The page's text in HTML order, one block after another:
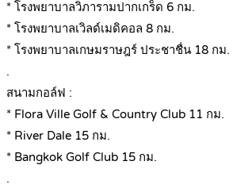
* โรงพยาบาลวิภารามปากเกร็ด 6 กม.
* โรงพยาบาลเวิลด์เมดิคอล 8 กม.
* โรงพยาบาลเกษมราษฎร์ ประชาชื่น 18 กม.
.
สนามกอล์ฟ :
* Flora Ville Golf & Country Club 11 กม.
* River Dale 15 กม.
* Bangkok Golf Club 15 กม.
.